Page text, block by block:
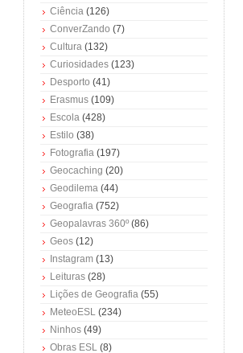
Ciência (126)
ConverZando (7)
Cultura (132)
Curiosidades (123)
Desporto (41)
Erasmus (109)
Escola (428)
Estilo (38)
Fotografia (197)
Geocaching (20)
Geodilema (44)
Geografia (752)
Geopalavras 360º (86)
Geos (12)
Instagram (13)
Leituras (28)
Lições de Geografia (55)
MeteoESL (234)
Ninhos (49)
Obras ESL (8)